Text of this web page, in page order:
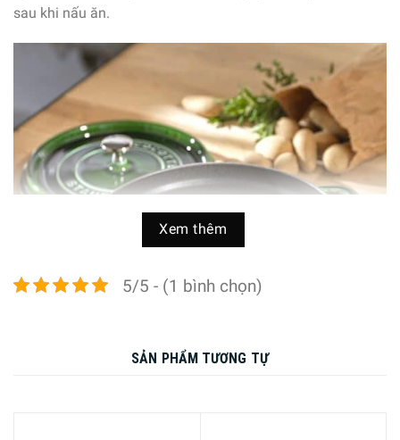
sau khi nấu ăn.
Xem thêm
5/5 - (1 bình chọn)
SẢN PHẨM TƯƠNG TỰ